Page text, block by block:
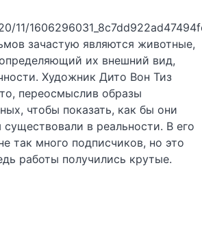
11/
зачастую являются животные,
их внешний вид,
Художник Дито Вон Тиз
переосмыслив образы
чтобы показать, как бы они
существовали в реальности. В его
так много подписчиков, но это
работы получились крутые.